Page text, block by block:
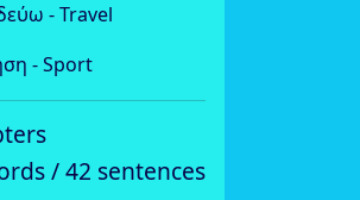
- Travel
- Sport
/ 42 sentences